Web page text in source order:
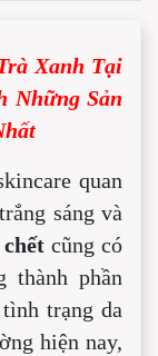
Xanh Tại
Những Sản
quan
sáng và
cũng có
thành phần
trạng da
hiện nay,